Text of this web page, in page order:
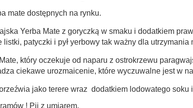
mate dostępnych na rynku.
Yerba Mate z goryczką w smaku i dodatkiem
patyczki i pył yerbowy tak ważny dla utrzymania
który oczekuje od naparu z ostrokrzewu
ciekawe urozmaicenie, które wyczuwalne jest w
jako terere wraz dodatkiem lodowatego soku
! Pij z umiarem.